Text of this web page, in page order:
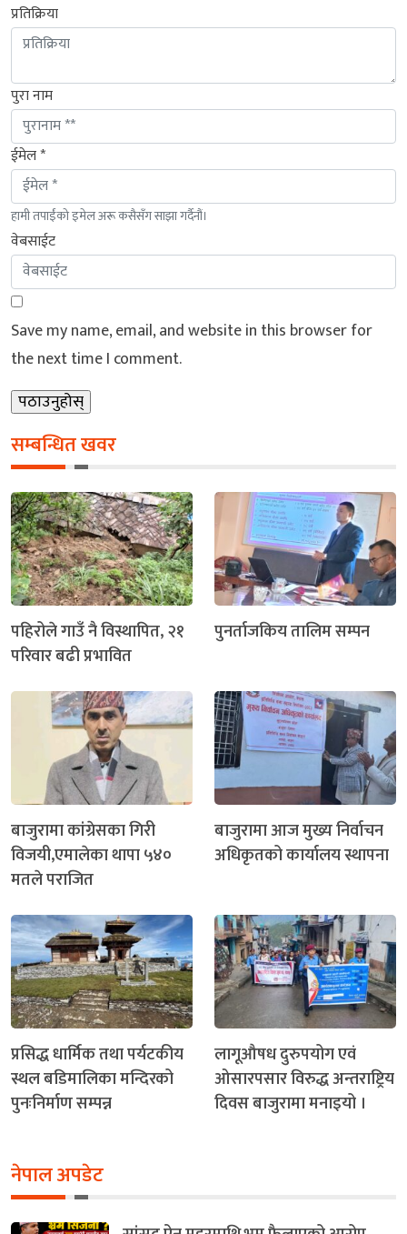
प्रतिक्रिया
पुरा नाम
ईमेल *
हामी तपाईंको इमेल अरू कसैसँग साझा गर्दैनौं।
वेबसाईट
Save my name, email, and website in this browser for
the next time I comment.
सम्बन्धित खवर
पहिरोले गाउँ नै विस्थापित, २१
परिवार बढी प्रभावित
पुनर्ताजकिय तालिम सम्पन
बाजुरामा कांग्रेसका गिरी
विजयी,एमालेका थापा ५४०
मतले पराजित
बाजुरामा आज मुख्य निर्वाचन
अधिकृतको कार्यालय स्थापना
प्रसिद्ध धार्मिक तथा पर्यटकीय
स्थल बडिमालिका मन्दिरको
पुनःनिर्माण सम्पन्न
लागूऔषध दुरुपयोग एवं
ओसारपसार विरुद्ध अन्तराष्ट्रिय
दिवस बाजुरामा मनाइयो ।
नेपाल अपडेट